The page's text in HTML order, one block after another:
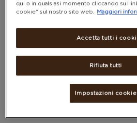
qui o in qualsiasi momento cliccando sul
cookie" sul nostro sito web.
Maggiori
Rifiuta tutti
Accetta tutti i
Impostazioni cookie